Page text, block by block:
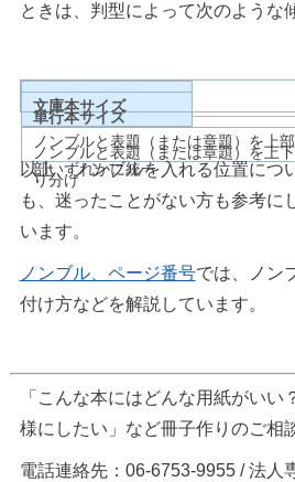
ときは、判型によって次のような
文庫本サイズ
ノンブルと表題（または章題）を上
部いずれかに統一
単行本サイズ
ノンブルと表題（または章題）を上
り分け
以上、ノンブルを入れる位置につ
も、迷ったことがない方も参考に
います。
ノンブル、ページ番号では、ノン
付け方などを解説しています。
「こんな本にはどんな用紙がいい
様にしたい」など冊子作りのご相
電話連絡先：06-6753-9955 / 法人